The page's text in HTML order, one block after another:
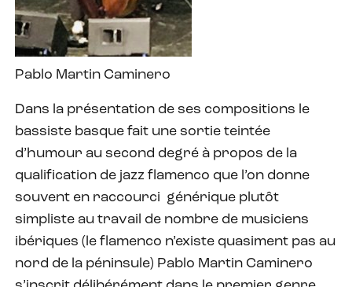
Pablo Martin Caminero
Dans la présentation de ses compositions le
bassiste basque fait une sortie teintée
d’humour au second degré à propos de la
qualification de jazz flamenco que l’on donne
souvent en raccourci générique plutôt
simpliste au travail de nombre de musiciens
ibériques (le flamenco n’existe quasiment pas au
nord de la péninsule) Pablo Martin Caminero